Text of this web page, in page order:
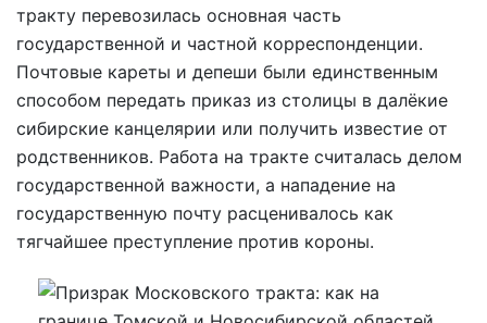
тракту перевозилась основная часть
государственной и частной корреспонденции.
Почтовые кареты и депеши были единственным
способом передать приказ из столицы в далёкие
сибирские канцелярии или получить известие от
родственников. Работа на тракте считалась делом
государственной важности, а нападение на
государственную почту расценивалось как
тягчайшее преступление против короны.